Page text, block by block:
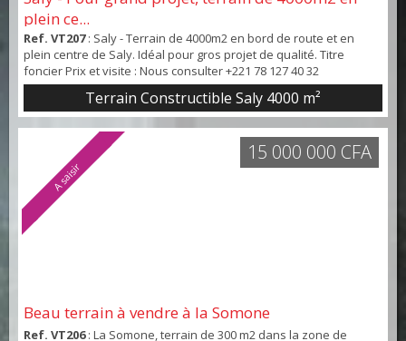
plein ce...
Ref. VT207: Saly - Terrain de 4000m2 en bord de route et en
plein centre de Saly. Idéal pour gros projet de qualité. Titre
foncier Prix et visite : Nous consulter +221 78 127 40 32
Terrain Constructible Saly 4000 m²
A saisir
Beau terrain à vendre à la Somone
Ref. VT206: La Somone, terrain de 300 m2 dans la zone de
15 000 000 CFA